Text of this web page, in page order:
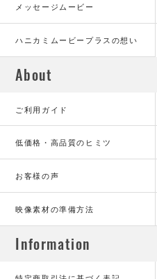
メッセージムービー
ハニカミムービープラスの想い
About
ご利用ガイド
低価格・高品質のヒミツ
お客様の声
映像素材の準備方法
Information